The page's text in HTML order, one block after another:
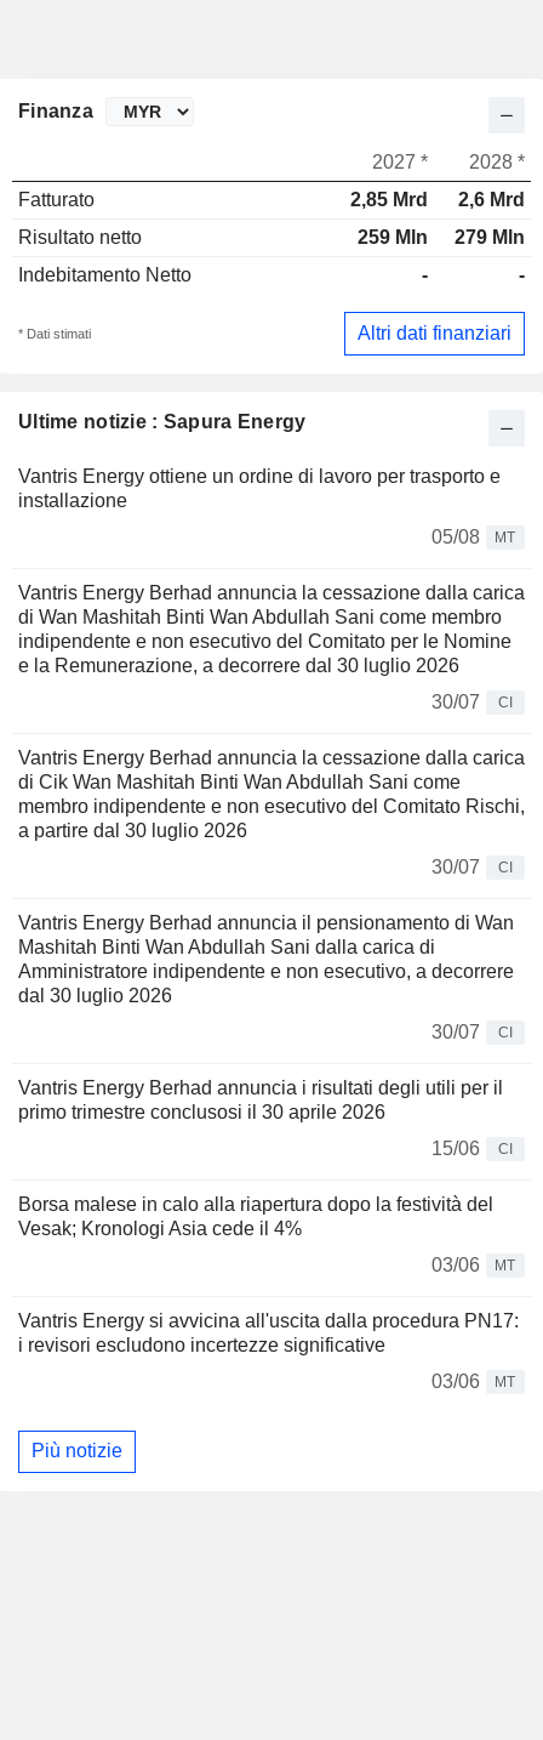
Ultime notizie : Sapura Energy
Vantris Energy ottiene un ordine di lavoro per trasporto e
installazione
05/08
MT
Vantris Energy Berhad annuncia la cessazione dalla carica
di Wan Mashitah Binti Wan Abdullah Sani come membro
indipendente e non esecutivo del Comitato per le Nomine
e la Remunerazione, a decorrere dal 30 luglio 2026
30/07
CI
Vantris Energy Berhad annuncia la cessazione dalla carica
di Cik Wan Mashitah Binti Wan Abdullah Sani come
membro indipendente e non esecutivo del Comitato Rischi,
a partire dal 30 luglio 2026
30/07
CI
Vantris Energy Berhad annuncia il pensionamento di Wan
Mashitah Binti Wan Abdullah Sani dalla carica di
Amministratore indipendente e non esecutivo, a decorrere
dal 30 luglio 2026
30/07
CI
Vantris Energy Berhad annuncia i risultati degli utili per il
primo trimestre conclusosi il 30 aprile 2026
15/06
CI
Borsa malese in calo alla riapertura dopo la festività del
Vesak; Kronologi Asia cede il 4%
03/06
MT
Vantris Energy si avvicina all'uscita dalla procedura PN17:
i revisori escludono incertezze significative
03/06
MT
Più notizie
Finanza
2027 *
2028 *
Fatturato
2,85 Mrd
2,6 Mrd
Risultato netto
259 Mln
279 Mln
Indebitamento Netto
- -
* Dati stimati Altri dati finanziari